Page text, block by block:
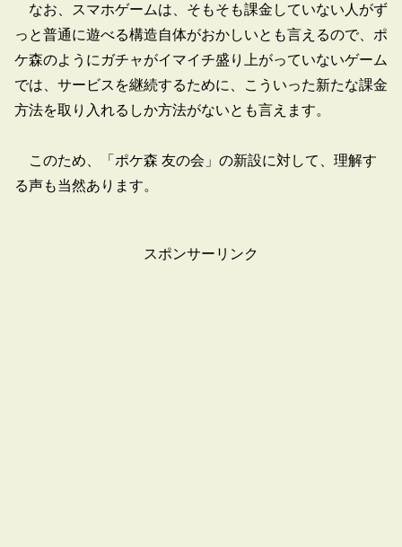
なお、スマホゲームは、そもそも課金していない人がず
っと普通に遊べる構造自体がおかしいとも言えるので、ポ
ケ森のようにガチャがイマイチ盛り上がっていないゲーム
では、サービスを継続するために、こういった新たな課金
方法を取り入れるしか方法がないとも言えます。
このため、「ポケ森 友の会」の新設に対して、理解す
る声も当然あります。
スポンサーリンク